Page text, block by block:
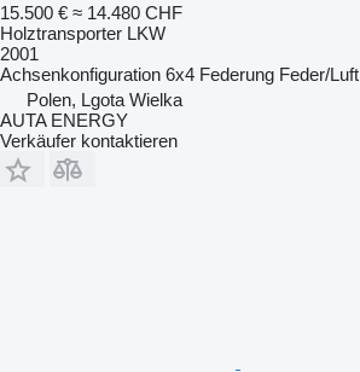
15.500 € ≈ 14.480 CHF
Holztransporter LKW
2001
Achsenkonfiguration 6x4 Federung Feder/Luft
Polen, Lgota Wielka
AUTA ENERGY
Verkäufer kontaktieren